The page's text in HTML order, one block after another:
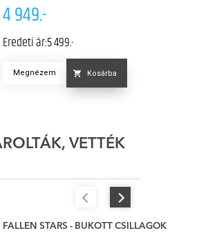
4 949.-
Eredeti ár:5 499.-
Megnézem Kosárba
VETTÉK
FALLEN STARS - BUKOTT CSILLAGOK